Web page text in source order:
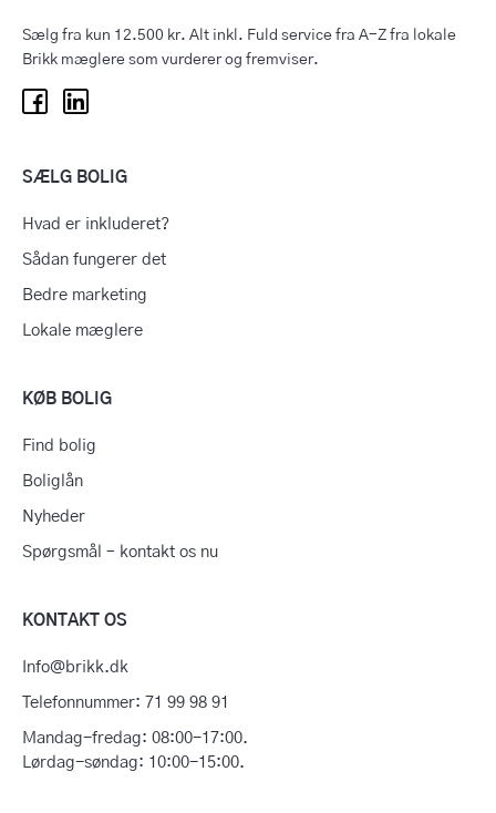
Sælg fra kun 12.500 kr. Alt inkl. Fuld service fra A-Z fra lokale
Brikk mæglere som vurderer og fremviser.
SÆLG BOLIG
Hvad er inkluderet?
Sådan fungerer det
Bedre marketing
Lokale mæglere
KØB BOLIG
Find bolig
Boliglån
Nyheder
Spørgsmål – kontakt os nu
KONTAKT OS
Info@brikk.dk
Telefonnummer: 71 99 98 91
Mandag-fredag: 08:00-17:00.
Lørdag-søndag: 10:00-15:00.